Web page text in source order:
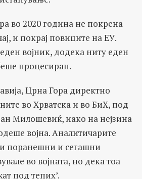
во 2020 година не покрена
и покрај повиците на ЕУ.
војник, додека ниту еден
процесиран.
Црна Гора директно
во Хрватска и во БиХ, под
Милошевиќ, иако на нејзина
војна. Аналитичарите
поранешни и сегашни
во војната, но дека тоа
под тепих’.